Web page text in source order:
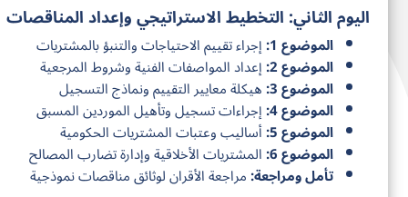
اليوم الثاني: التخطيط الاستراتيجي وإعداد المناقصات
الموضوع 1: إجراء تقييم الاحتياجات والتنبؤ بالمشتريات
الموضوع 2: إعداد المواصفات الفنية وشروط المرجعية
الموضوع 3: هيكلة معايير التقييم ونماذج التسجيل
الموضوع 4: إجراءات تسجيل وتأهيل الموردين المسبق
الموضوع 5: أساليب وعتبات المشتريات الحكومية
الموضوع 6: المشتريات الأخلاقية وإدارة تضارب المصالح
تأمل ومراجعة:مراجعة الأقران لوثائق مناقصات نموذجية